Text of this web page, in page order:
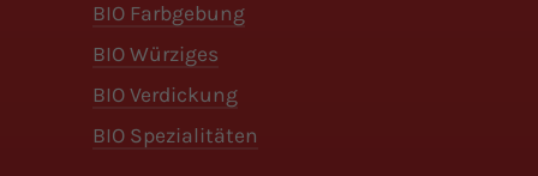
BIO Farbgebung
BIO Würziges
BIO Verdickung
BIO Spezialitäten